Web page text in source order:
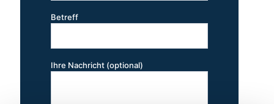
Betreff
Ihre Nachricht (optional)